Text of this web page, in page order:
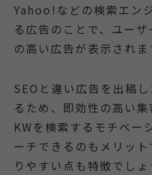
Yahoo!などの検索エン
る広告のことで、ユー
の高い広告が表示されま
SEOと違い広告を出稿
るため、即効性の高い
KWを検索するモチベー
ーチできるのもメリッ
りやすい点も特徴でしょ